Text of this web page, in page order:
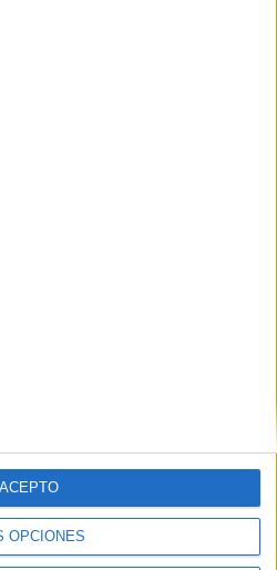
OPCIONES
ACEPTO
por registrarte te daremos
con 100 consejos para tu